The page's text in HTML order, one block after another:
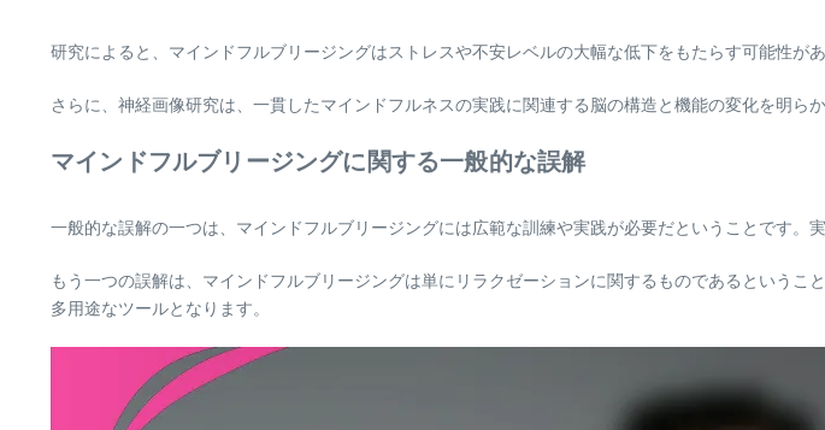
研究によると、マインドフルブリージングはストレスや不安レベルの大幅な低下をもたらす可能性が
さらに、神経画像研究は、一貫したマインドフルネスの実践に関連する脳の構造と機能の変化を明ら
マインドフルブリージングに関する一般的な誤解
一般的な誤解の一つは、マインドフルブリージングには広範な訓練や実践が必要だということです。
もう一つの誤解は、マインドフルブリージングは単にリラクゼーションに関するものであるという
多用途なツールとなります。